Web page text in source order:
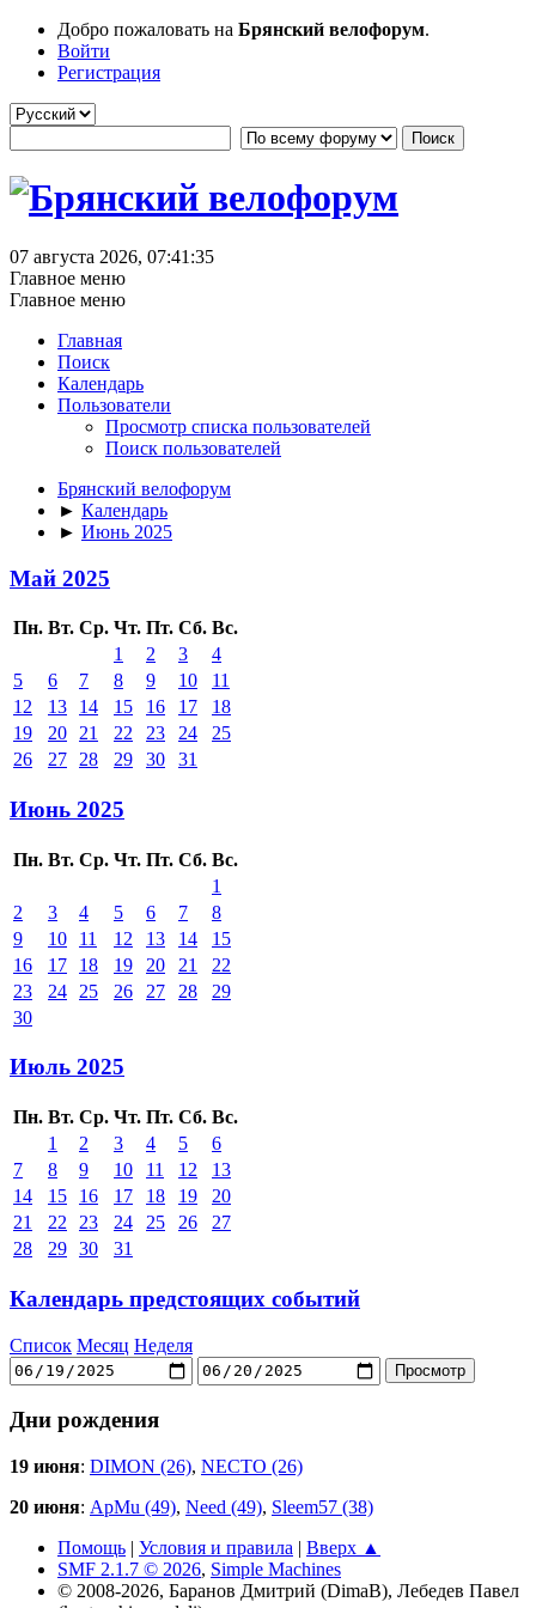
Добро пожаловать на Брянский велофорум.
Войти
Регистрация
07 августа 2026, 07:41:35
Главное меню
Главное меню
Главная
Поиск
Календарь
Пользователи
Просмотр списка пользователей
Поиск пользователей
Брянский велофорум
► Календарь
► Июнь 2025
Май 2025
Пн. Вт. Ср. Чт. Пт. Сб. Вс.
1
2 3
4
5
6 7 8 9 10
11
12
13 14 15 16 17
18
19
20 21 22 23 24
25
26
27 28 29 30 31
Июнь 2025
Пн. Вт. Ср. Чт. Пт. Сб. Вс.
1
2
3 4 5 6 7
8
9
10 11 12 13 14
15
16
17 18 19 20 21
22
23
24 25 26 27 28
29
30
Июль 2025
Пн. Вт. Ср. Чт. Пт. Сб. Вс.
1
2 3 4 5
6
7
8 9 10 11 12
13
14
15 16 17 18 19
20
21
22 23 24 25 26
27
28
29 30 31
Календарь предстоящих событий
Список Месяц Неделя
Дни рождения
19 июня: DIMON (26), NECTO (26)
20 июня: ApMu (49), Need (49), Sleem57 (38)
Помощь | Условия и правила | Вверх ▲
SMF 2.1.7 © 2026, Simple Machines
© 2008-2026, Баранов Дмитрий (DimaB), Лебедев Павел